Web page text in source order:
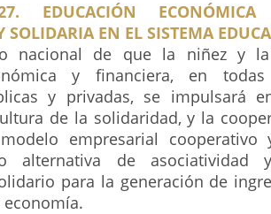
EDUCACIÓN
SOLIDARIA EN EL SISTEMA
nacional de que la niñez y la
y financiera, en
y privadas, se impulsará
de la solidaridad, y la
empresarial
alternativa de asociatividad
para la generación de